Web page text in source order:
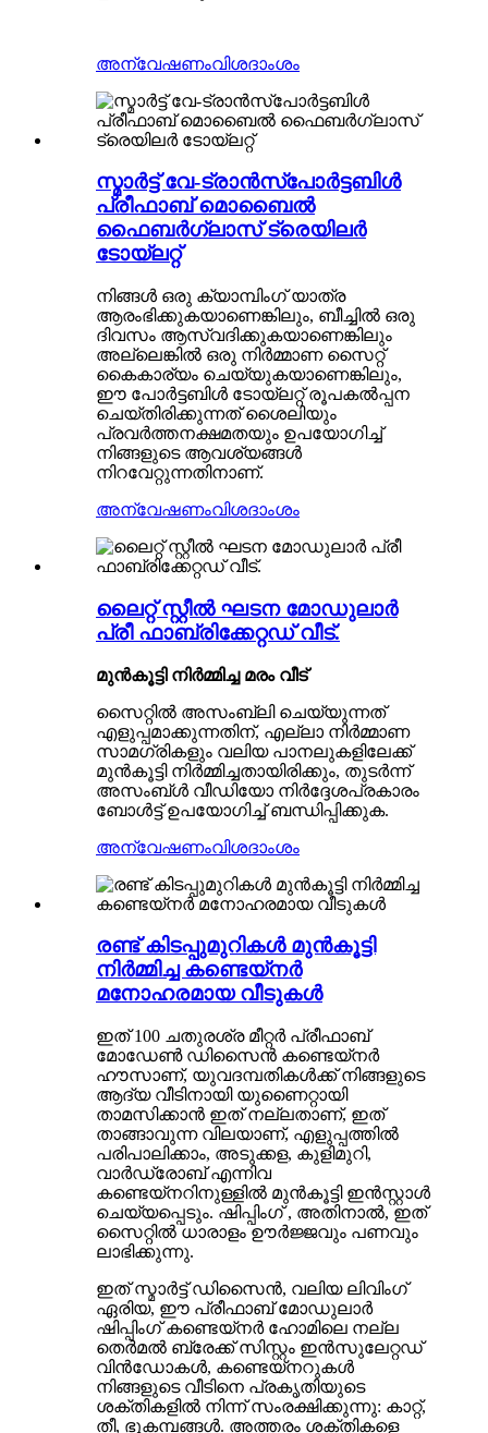
അന്വേഷണംവിശദാംശം
സ്മാർട്ട് വേ-ട്രാൻസ്പോർട്ടബിൾ
പ്രീഫാബ് മൊബൈൽ
ഫൈബർഗ്ലാസ് ട്രെയിലർ
ടോയ്ലറ്റ്
നിങ്ങൾ ഒരു ക്യാമ്പിംഗ് യാത്ര
ആരംഭിക്കുകയാണെങ്കിലും, ബീച്ചിൽ ഒരു
ദിവസം ആസ്വദിക്കുകയാണെങ്കിലും
അല്ലെങ്കിൽ ഒരു നിർമ്മാണ സൈറ്റ്
കൈകാര്യം ചെയ്യുകയാണെങ്കിലും,
ഈ പോർട്ടബിൾ ടോയ്‌ലറ്റ് രൂപകൽപ്പന
ചെയ്‌തിരിക്കുന്നത് ശൈലിയും
പ്രവർത്തനക്ഷമതയും ഉപയോഗിച്ച്
നിങ്ങളുടെ ആവശ്യങ്ങൾ
നിറവേറ്റുന്നതിനാണ്.
അന്വേഷണംവിശദാംശം
ലൈറ്റ് സ്റ്റീൽ ഘടന മോഡുലാർ
പ്രീ ഫാബ്രിക്കേറ്റഡ് വീട്.
മുൻകൂട്ടി നിർമ്മിച്ച മരം വീട്
സൈറ്റിൽ അസംബ്ലി ചെയ്യുന്നത്
എളുപ്പമാക്കുന്നതിന്, എല്ലാ നിർമ്മാണ
സാമഗ്രികളും വലിയ പാനലുകളിലേക്ക്
മുൻകൂട്ടി നിർമ്മിച്ചതായിരിക്കും, തുടർന്ന്
അസംബ്ൾ വീഡിയോ നിർദ്ദേശപ്രകാരം
ബോൾട്ട് ഉപയോഗിച്ച് ബന്ധിപ്പിക്കുക.
അന്വേഷണംവിശദാംശം
രണ്ട് കിടപ്പുമുറികൾ മുൻകൂട്ടി
നിർമ്മിച്ച കണ്ടെയ്നർ
മനോഹരമായ വീടുകൾ
ഇത് 100 ചതുരശ്ര മീറ്റർ പ്രീഫാബ്
മോഡേൺ ഡിസൈൻ കണ്ടെയ്‌നർ
ഹൗസാണ്, യുവദമ്പതികൾക്ക് നിങ്ങളുടെ
ആദ്യ വീടിനായി യുണൈറ്റായി
താമസിക്കാൻ ഇത് നല്ലതാണ്, ഇത്
താങ്ങാവുന്ന വിലയാണ്, എളുപ്പത്തിൽ
പരിപാലിക്കാം, അടുക്കള, കുളിമുറി,
വാർഡ്രോബ് എന്നിവ
കണ്ടെയ്‌നറിനുള്ളിൽ മുൻകൂട്ടി ഇൻസ്റ്റാൾ
ചെയ്യപ്പെടും. ഷിപ്പിംഗ് , അതിനാൽ, ഇത്
സൈറ്റിൽ ധാരാളം ഊർജ്ജവും പണവും
ലാഭിക്കുന്നു.
ഇത് സ്മാർട്ട് ഡിസൈൻ, വലിയ ലിവിംഗ്
ഏരിയ, ഈ പ്രീഫാബ് മോഡുലാർ
ഷിപ്പിംഗ് കണ്ടെയ്‌നർ ഹോമിലെ നല്ല
തെർമൽ ബ്രേക്ക് സിസ്റ്റം ഇൻസുലേറ്റഡ്
വിൻഡോകൾ, കണ്ടെയ്‌നറുകൾ
നിങ്ങളുടെ വീടിനെ പ്രകൃതിയുടെ
ശക്തികളിൽ നിന്ന് സംരക്ഷിക്കുന്നു: കാറ്റ്,
തീ, ഭൂകമ്പങ്ങൾ. അത്തരം ശക്തികളെ